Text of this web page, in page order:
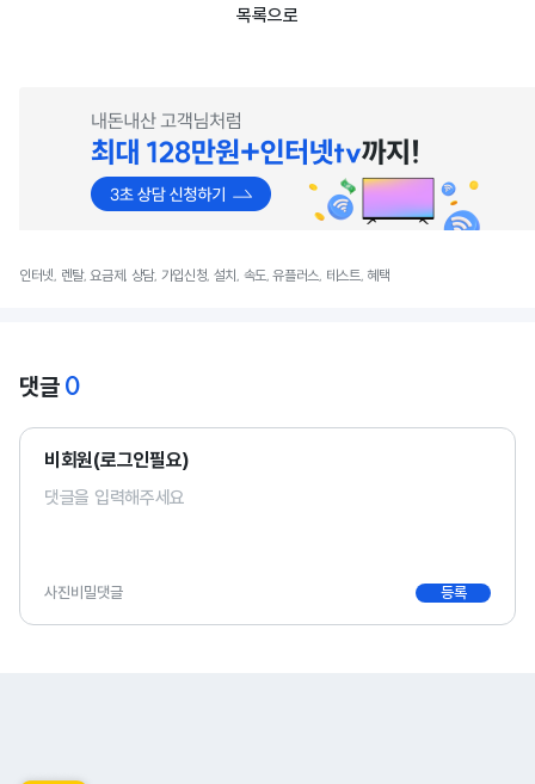
목록으로
인터넷, 렌탈, 요금제, 상담, 가입신청, 설치, 속도, 유플러스, 테스트, 혜택
댓글 0
비회원(로그인필요)
사진비밀댓글 등록